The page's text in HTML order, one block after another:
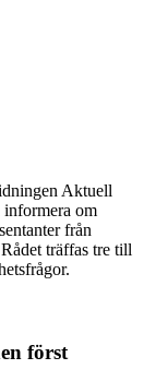
Aktuell
informera om
från
träffas tre till
först